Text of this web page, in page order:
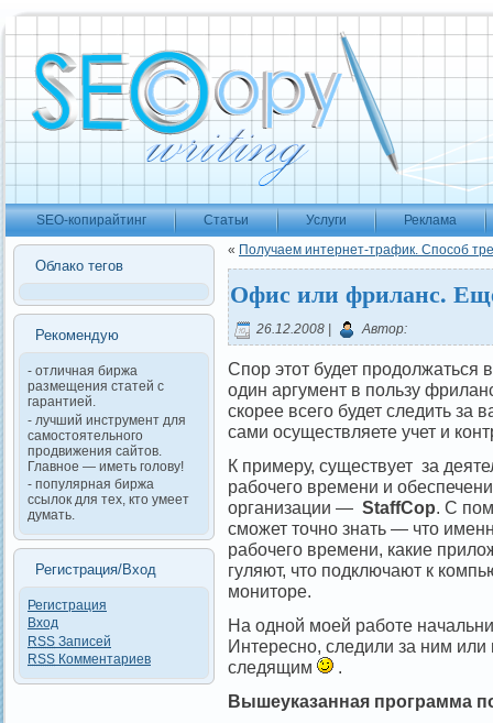
SEO-копирайтинг Статьи Услуги Реклама
Облако тегов
Рекомендую
- отличная биржа
размещения статей с
гарантией.
- лучший инструмент для
самостоятельного
продвижения сайтов.
Главное — иметь голову!
- популярная биржа
ссылок для тех, кто умеет
думать.
Регистрация/Вход
Регистрация
Вход
RSS Записей
RSS Комментариев
« Получаем интернет-трафик. Способ
Офис или фриланс.
26.12.2008 | Автор:
Спор этот будет
один аргумент в пользу
скорее всего будет следить за
сами осуществляете учет и
К примеру, существует за
рабочего времени и
организации — StaffCop. С
сможет точно знать — что
рабочего времени, какие
гуляют, что подключают к
мониторе.
На одной моей работе
Интересно, следили за ним или
следящим
.
Вышеуказанная программа